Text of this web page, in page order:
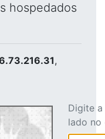
hospedados
,
Digite
lado no